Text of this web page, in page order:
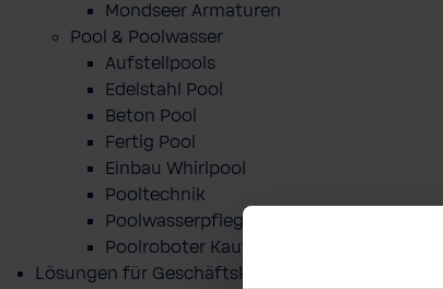
Mondseer Armaturen
Pool & Poolwasser
Aufstellpools
Edelstahl Pool
Beton Pool
Fertig Pool
Einbau Whirlpool
Pooltechnik
Poolwasserpflege
Poolroboter Kaufberatung und Tipps
Lösungen für Geschäftskunden